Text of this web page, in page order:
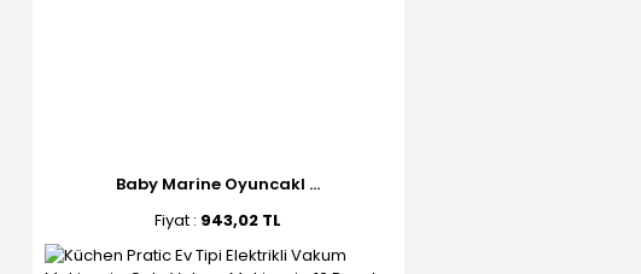
Baby Marine Oyuncakl ...
Fiyat : 943,02 TL